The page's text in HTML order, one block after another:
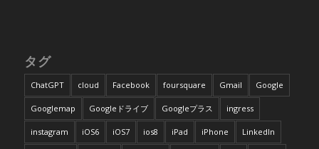
タグ
ChatGPT cloud Facebook foursquare Gmail Google
Googlemap Googleドライブ Googleプラス ingress
instagram iOS6 iOS7 ios8 iPad iPhone LinkedIn